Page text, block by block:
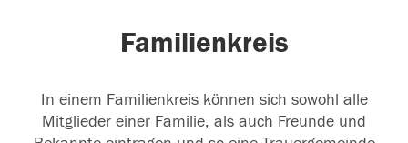
Familienkreis
In einem Familienkreis können sich sowohl alle
Mitglieder einer Familie, als auch Freunde und